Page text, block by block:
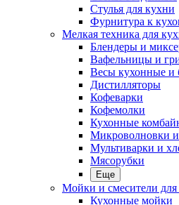
Стулья для кухни
Фурнитура к
Мелкая техника для
Блендеры и
Вафельницы и
Весы кухонные и
Дистилляторы
Кофеварки
Кофемолки
Кухонные
Микроволновки и
Мультиварки и
Мясорубки
Еще
Мойки и смесители для
Кухонные мойки